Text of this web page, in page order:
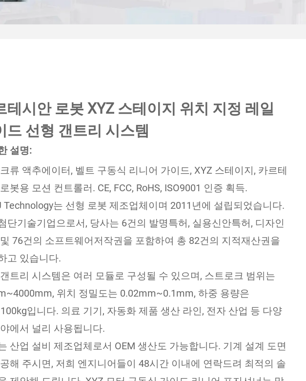
테시안 로봇 XYZ 스테이지 위치 지정 레일
드 선형 갠트리 시스템
설명:
류 액추에이터, 벨트 구동식 리니어 가이드, XYZ 스테이지, 카르테
봇용 모션 컨트롤러. CE, FCC, RoHS, ISO9001 인증 획득.
Technology는 선형 로봇 제조업체이며 2011년에 설립되었습니다.
단기술기업으로서, 당사는 6건의 발명특허, 실용신안특허, 디자인
76건의 소프트웨어저작권을 포함하여 총 82건의 지적재산권을
고 있습니다.
트리 시스템은 여러 모듈로 구성될 수 있으며, 스트로크 범위는
위치 정밀도는 0.02mm~0.1mm, 하중 용량은
입니다. 의료 기기, 자동화 제품 생산 라인, 전자 산업 등 다양
에서 널리 사용됩니다.
산업 설비 제조업체로서 OEM 생산도 가능합니다. 기계 설계 도면
해 주시면, 저희 엔지니어들이 48시간 이내에 연락드려 최적의 솔